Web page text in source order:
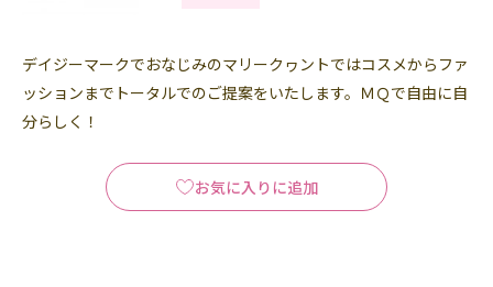
デイジーマークでおなじみのマリークヮントではコスメからファ
ッションまでトータルでのご提案をいたします。ＭＱで自由に自
分らしく！
お気に入りに追加